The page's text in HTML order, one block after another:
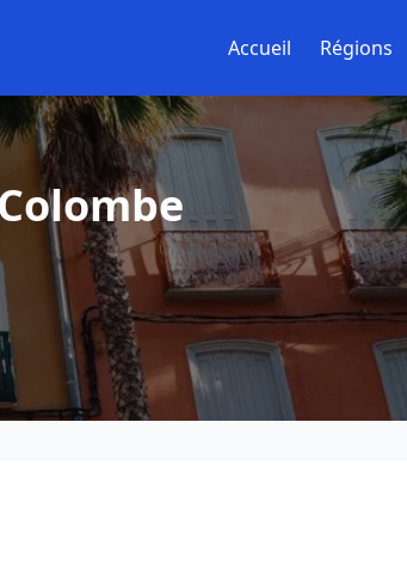
Accueil Régions